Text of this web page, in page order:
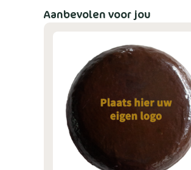
Aanbevolen voor jou